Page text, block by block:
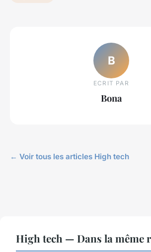
B
ECRIT PAR
Bona
← Voir tous les articles High tech
High tech — Dans la même